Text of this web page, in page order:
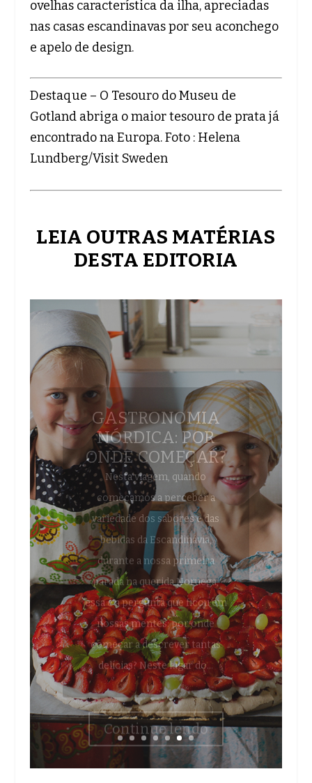
ovelhas característica da ilha, apreciadas
nas casas escandinavas por seu aconchego
e apelo de design.
Destaque – O Tesouro do Museu de
Gotland abriga o maior tesouro de prata já
encontrado na Europa. Foto : Helena
Lundberg/Visit Sweden
LEIA OUTRAS MATÉRIAS
DESTA EDITORIA
GASTRONOMIA
NÓRDICA: POR
ONDE COMEÇAR?
Nesta viagem, quando
começamos a perceber a
variedade dos sabores e das
bebidas da Escandinávia,
durante a nossa primeira
parada na querida Noruega,
essa é a pergunta que ficou em
nossas mentes: por onde
começar a descrever tantas
delícias? Neste lugar do...
Continue lendo